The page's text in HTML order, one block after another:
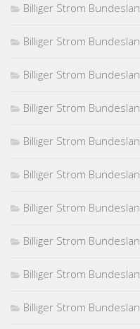
Billiger Strom
Billiger Strom
Billiger Strom
Billiger Strom
Billiger Strom
Billiger Strom
Billiger Strom
Billiger Strom
Billiger Strom
Billiger Strom